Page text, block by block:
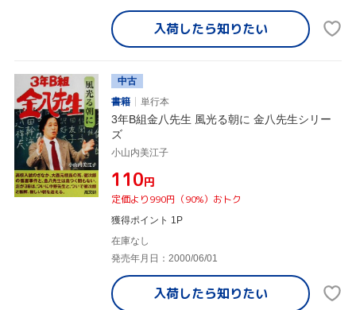
入荷したら知りたい
中古
書籍
単行本
3年B組金八先生 風光る朝に 金八先生シリー
ズ
小山内美江子
¥110円
定価より990円（90%）おトク
獲得ポイント 1P
在庫なし
発売年月日：2000/06/01
入荷したら知りたい